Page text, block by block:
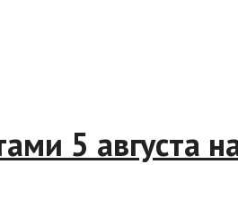
5